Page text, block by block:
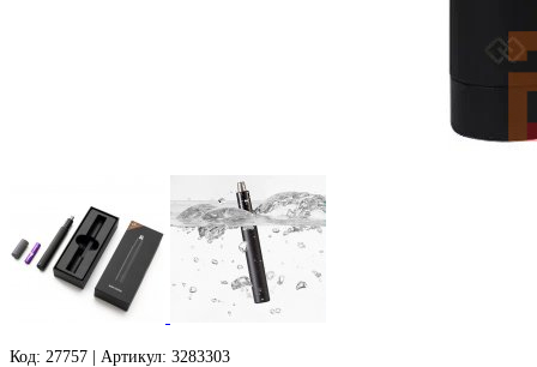
Код: 27757 | Артикул: 3283303